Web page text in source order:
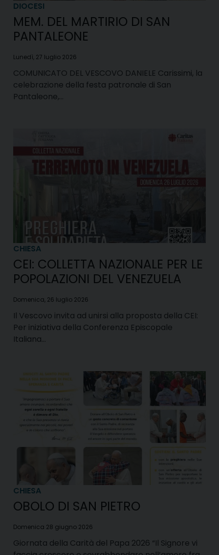
DIOCESI
MEM. DEL MARTIRIO DI SAN
PANTALEONE
Lunedì, 27 luglio 2026
COMUNICATO DEL VESCOVO DANIELE Carissimi, la
celebrazione della festa patronale di San
Pantaleone,…
CHIESA
CEI: COLLETTA NAZIONALE PER LE
POPOLAZIONI DEL VENEZUELA
Domenica, 26 luglio 2026
Il Vescovo invita ad unirsi alla proposta della CEI:
Per iniziativa della Conferenza Episcopale
Italiana…
CHIESA
OBOLO DI SAN PIETRO
Domenica 28 giugno 2026
Giornata della Carità del Papa 2026 “Il Signore vi